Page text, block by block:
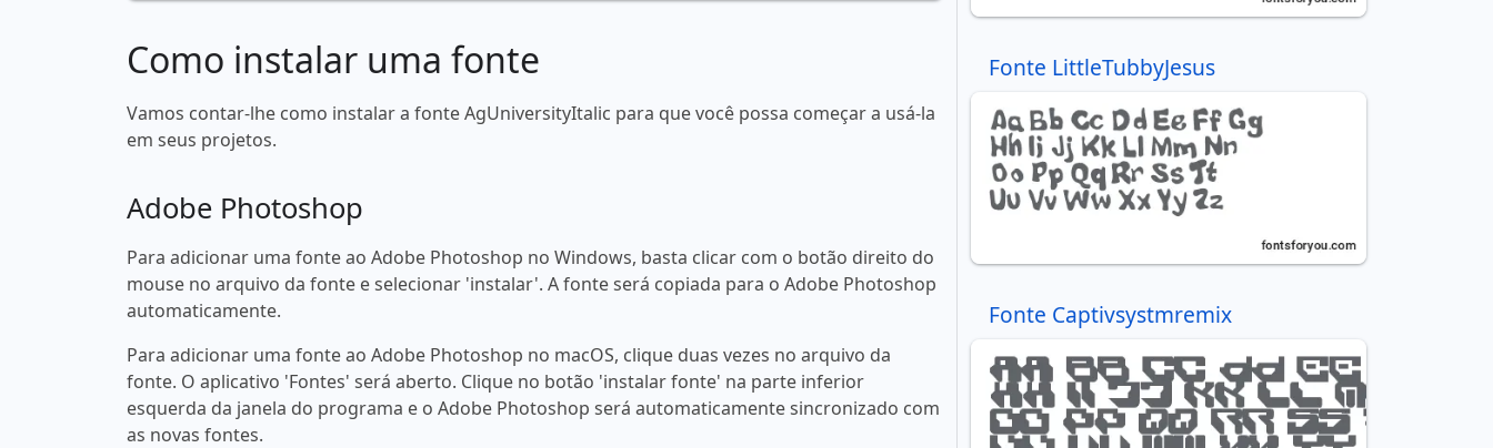
Como instalar uma fonte
Vamos contar-lhe como instalar a fonte AgUniversityItalic para que você possa começar a usá-la
em seus projetos.
Adobe Photoshop
Para adicionar uma fonte ao Adobe Photoshop no Windows, basta clicar com o botão direito do
mouse no arquivo da fonte e selecionar 'instalar'. A fonte será copiada para o Adobe Photoshop
automaticamente.
Para adicionar uma fonte ao Adobe Photoshop no macOS, clique duas vezes no arquivo da
fonte. O aplicativo 'Fontes' será aberto. Clique no botão 'instalar fonte' na parte inferior
esquerda da janela do programa e o Adobe Photoshop será automaticamente sincronizado com
as novas fontes.
Fonte LittleTubbyJesus
Fonte Captivsystmremix